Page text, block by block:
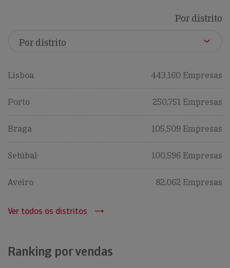
Por distrito
Lisboa 443,160 Empresas
Porto 250,751 Empresas
Braga 105,509 Empresas
Setúbal 100,596 Empresas
Aveiro 82,062 Empresas
Ver todos os distritos
Ranking por vendas